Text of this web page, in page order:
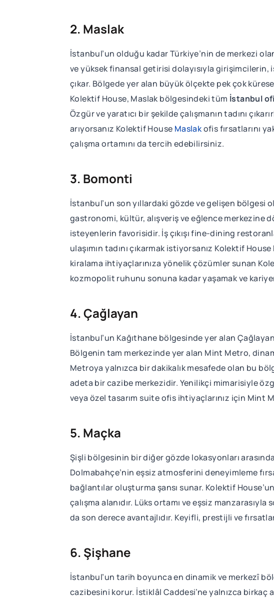
2. Maslak
İstanbul’un olduğu kadar Türkiye’nin de merkezi
ve yüksek finansal getirisi dolayısıyla
çıkar. Bölgede yer alan büyük ölçekte pek çok
Kolektif House, Maslak bölgesindeki tüm İstanbul
Özgür ve yaratıcı bir şekilde çalışmanın tadını
arıyorsanız Kolektif House Maslakofis fırsatlarını
çalışma ortamını da tercih edebilirsiniz.
3. Bomonti
İstanbul’un son yıllardaki gözde ve gelişen bölgesi
gastronomi, kültür, alışveriş ve eğlence merkezine
isteyenlerin favorisidir. İş çıkışı fine-dining
ulaşımın tadını çıkarmak istiyorsanız Kolektif
kiralama ihtiyaçlarınıza yönelik çözümler sunan
kozmopolit ruhunu sonuna kadar yaşamak ve
4. Çağlayan
İstanbul’un Kağıthane bölgesinde yer alan
Bölgenin tam merkezinde yer alan Mint Metro,
Metroya yalnızca bir dakikalık mesafede olan bu
adeta bir cazibe merkezidir. Yenilikçi mimarisiyle
veya özel tasarım suite ofis ihtiyaçlarınız için Mint
5. Maçka
Şişli bölgesinin bir diğer gözde lokasyonları
Dolmabahçe’nin eşsiz atmosferini deneyimleme
bağlantılar oluşturma şansı sunar. Kolektif
çalışma alanıdır. Lüks ortamı ve eşsiz
da son derece avantajlıdır. Keyifli, prestijli ve
6. Şişhane
İstanbul’un tarih boyunca en dinamik ve merkezî
cazibesini korur. İstiklâl Caddesi’ne yalnızca birkaç